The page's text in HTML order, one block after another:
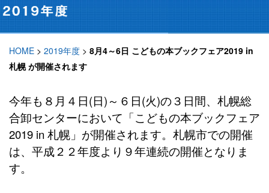
HOME > 2019年度 > 8月4～6日 こどもの本ブックフェア2019 in
札幌 が開催されます
今年も８月４日(日)～６日(火)の３日間、札幌総
合卸センターにおいて「こどもの本ブックフェア
2019 in 札幌」が開催されます。札幌市での開催
は、平成２２年度より９年連続の開催となりま
す。